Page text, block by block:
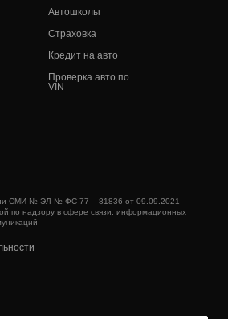
Автошколы
Страховка
Кредит на авто
Проверка авто по
VIN
СМИ № ЭЛ № ФС 77 – 81836 от 09.09.2021
по надзору в сфере связи, информационных